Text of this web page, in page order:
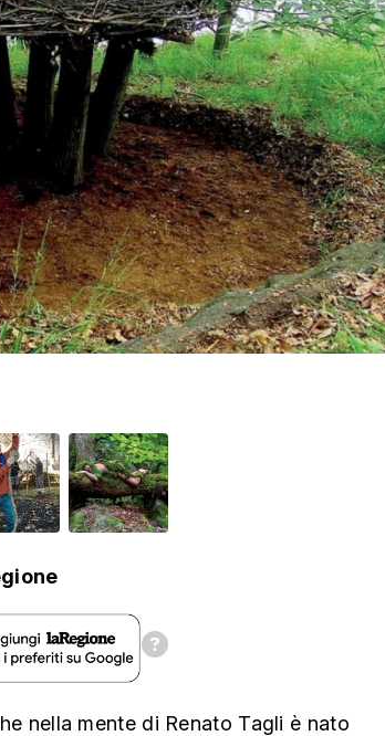
nella mente di Renato Tagli è nato